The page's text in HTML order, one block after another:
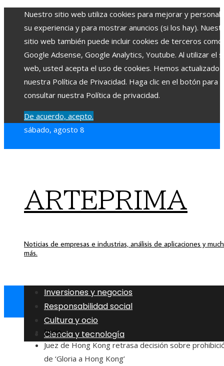
Nuestro sitio web utiliza cookies para mejorar y
su experiencia y para mostrar anuncios (si los hay).
sitio web también puede incluir cookies de terceros como
Google Adsense, Google Analytics, Youtube. Al utilizar el
web, usted acepta el uso de cookies. Hemos actualizado
nuestra Política de Privacidad. Haga clic en el botón para
consultar nuestra Política de privacidad.
De acuerdo, acepto.
sábado, agosto 8
ARTEPRIMA
Noticias de empresas e industrias, análisis de aplicaciones y
más.
Inversiones y negocios
Responsabilidad social
Cultura y ocio
Ciencia y tecnología
Inicio
Juez de Hong Kong retrasa decisión sobre
de ‘Gloria a Hong Kong’